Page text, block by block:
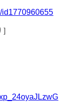
id1770960655